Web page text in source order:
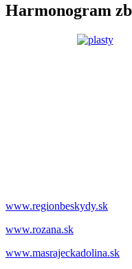
Harmonogram
www.regionbeskydy.sk
www.rozana.sk
www.masrajeckadolina.sk